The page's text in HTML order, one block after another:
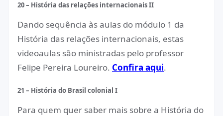
20 – História das relações internacionais II
Dando sequência às aulas do módulo 1 da
História das relações internacionais, estas
videoaulas são ministradas pelo professor
Felipe Pereira Loureiro. Confira aqui.
21 – História do Brasil colonial I
Para quem quer saber mais sobre a História do